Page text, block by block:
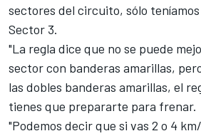
sectores del circuito, sólo
Sector 3.
"La regla dice que no se puede
sector con banderas amarillas,
las dobles banderas amarillas, el
tienes que prepararte para frenar.
"Podemos decir que si vas 2 o 4